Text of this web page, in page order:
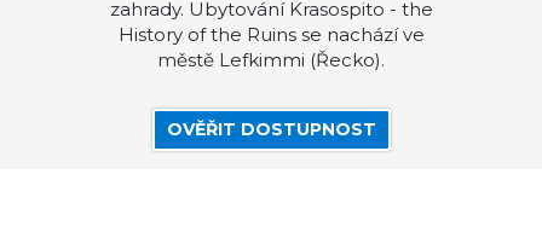
zahrady. Ubytování Krasospito - the
History of the Ruins se nachází ve
městě Lefkimmi (Řecko).
OVĚŘIT DOSTUPNOST